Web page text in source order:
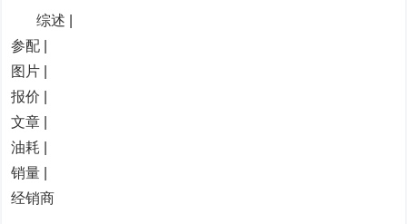
综述 |
参配 |
图片 |
报价 |
文章 |
油耗 |
销量 |
经销商